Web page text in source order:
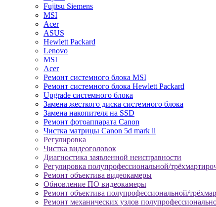
Fujitsu Siemens
MSI
Acer
ASUS
Hewlett Packard
Lenovo
MSI
Acer
Ремонт системного блока MSI
Ремонт системного блока Hewlett Packard
Upgrade системного блока
Замена жесткого диска системного блока
Замена накопителя на SSD
Ремонт фотоаппарата Canon
Чистка матрицы Canon 5d mark ii
Регулировка
Чистка видеоголовок
Диагностика заявленной неисправности
Регулировка полупрофессиональной/
Ремонт объектива видеокамеры
Обновление ПО видеокамеры
Ремонт объектива полупрофессиональной/
Ремонт механических узлов